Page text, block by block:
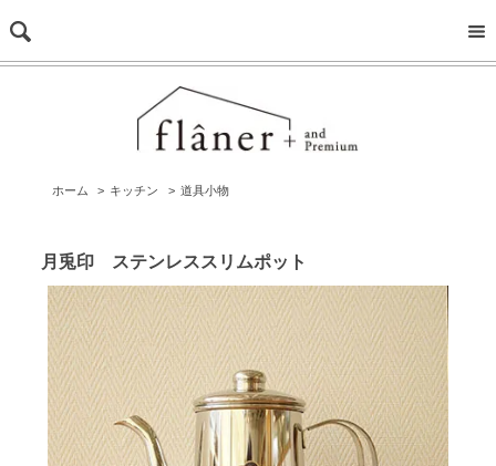
ホーム > キッチン > 道具小物
月兎印 ステンレススリムポット